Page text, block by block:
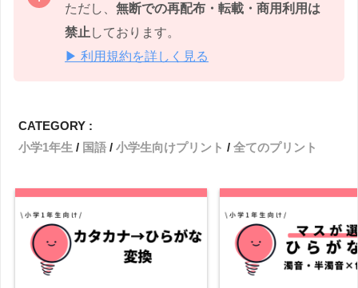
ただし、 無断での再配布・転載・商用利用は
禁止 しております。
▶ 利用規約を詳しく見る
CATEGORY :
小学1年生
国語 小学生向けプリント 全てのプリント